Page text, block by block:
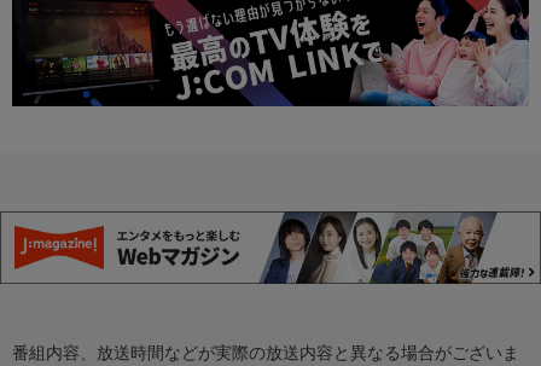
番組内容、放送時間などが実際の放送内容と異なる場合がございま